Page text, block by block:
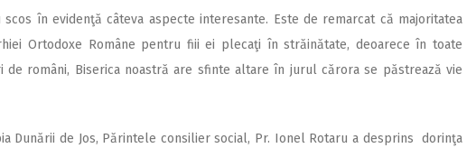
în evidenţă câteva aspecte interesante. Este de remarcat că majoritatea
Ortodoxe Române pentru fiii ei plecaţi în străinătate, deoarece în toate
români, Biserica noastră are sfinte altare în jurul cărora se păstrează vie
Dunării de Jos, Părintele consilier social, Pr. Ionel Rotaru a des­prins dorinţa